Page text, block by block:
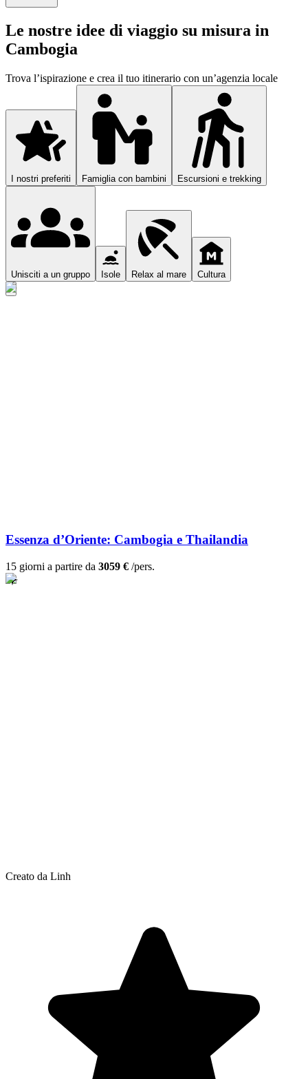
Le nostre idee di viaggio su misura in
Cambogia
Trova l’ispirazione e crea il tuo itinerario con un’agenzia locale
I nostri preferiti Famiglia con bambini Escursioni e trekking
Unisciti a un gruppo Isole Relax al mare Cultura
Essenza d’Oriente: Cambogia e Thailandia
15 giorni a partire da 3059 € /pers.
Creato da Linh